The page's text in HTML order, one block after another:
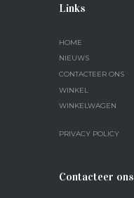
Links
HOME
NIEUWS
CONTACTEER ONS
WINKEL
WINKELWAGEN
PRIVACY POLICY
Contacteer ons